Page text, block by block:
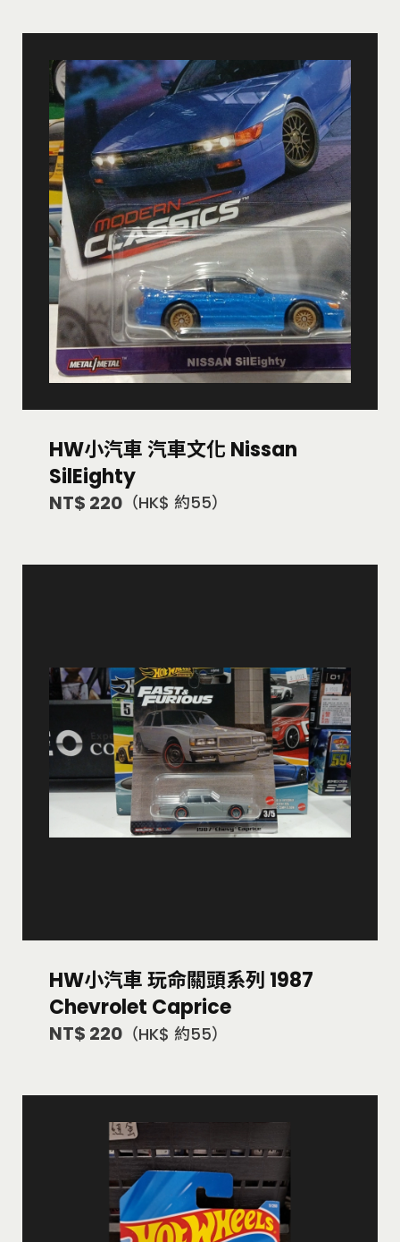
HW小汽車 汽車文化 Nissan
SilEighty
NT$ 220 （HK$ 約55）
HW小汽車 玩命關頭系列 1987
Chevrolet Caprice
NT$ 220 （HK$ 約55）